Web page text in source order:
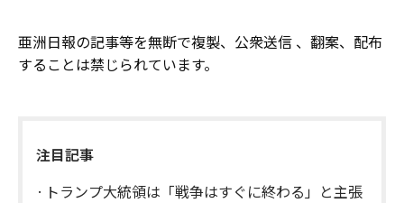
亜洲日報の記事等を無断で複製、公衆送信 、翻案、配布
することは禁じられています。
注目記事
トランプ大統領は「戦争はすぐに終わる」と主張